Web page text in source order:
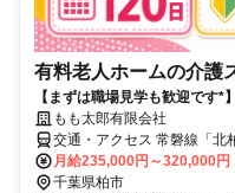
有料老人ホームの介護
【まずは職場見学も歓迎です*
もも太郎有限会社
交通・アクセス 常磐線「北
月給235,000円～320,000円
千葉県柏市